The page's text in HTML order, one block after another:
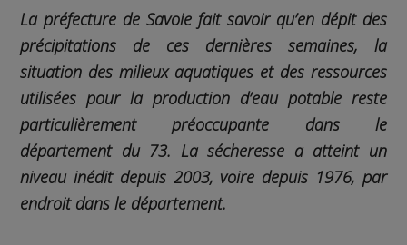
La préfecture de Savoie fait savoir qu’en dépit des
précipitations de ces dernières semaines, la
situation des milieux aquatiques et des ressources
utilisées pour la production d’eau potable reste
particulièrement préoccupante dans le
département du 73. La sécheresse a atteint un
niveau inédit depuis 2003, voire depuis 1976, par
endroit dans le département.